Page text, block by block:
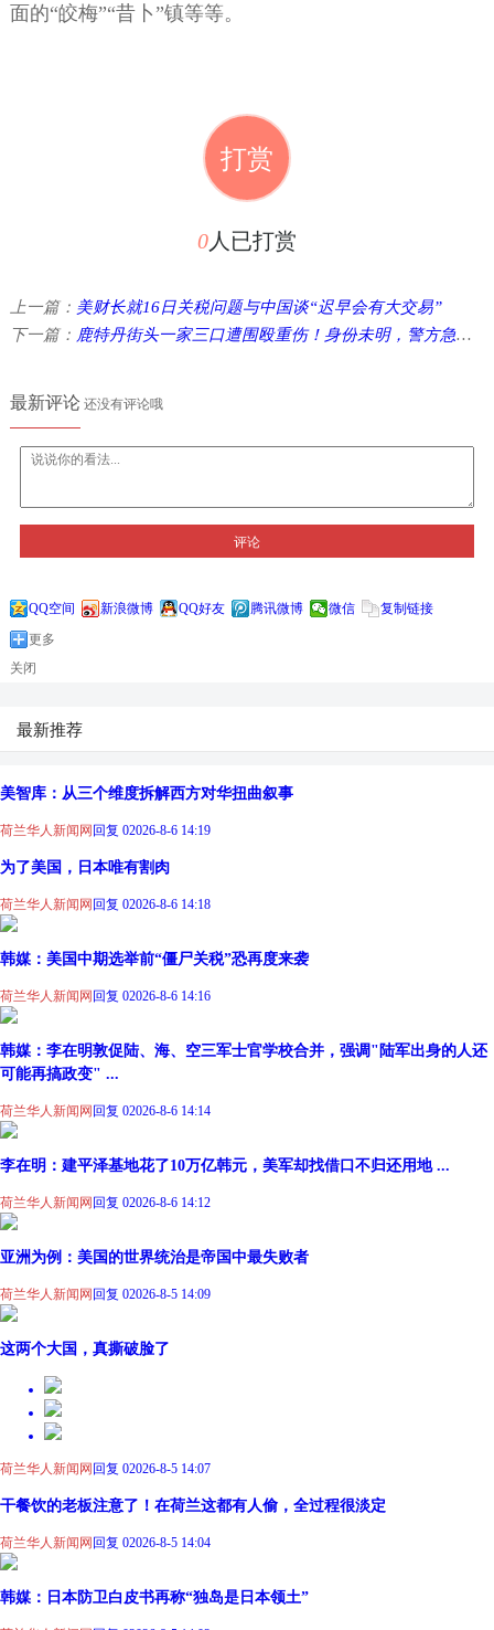
面的“皎梅”“昔卜”镇等等。
打赏
0人已打赏
上一篇： 美财长就16日关税问题与中国谈“迟早会有大交易”
下一篇： 鹿特丹街头一家三口遭围殴重伤！身份未明，警方急寻目击者！ ...
最新评论还没有评论哦
评论
QQ空间 新浪微博 QQ好友 腾讯微博 微信
复制链接
更多
关闭
最新推荐
美智库：从三个维度拆解西方对华扭曲叙事
荷兰华人新闻网回复 02026-8-6 14:19
为了美国，日本唯有割肉
荷兰华人新闻网回复 02026-8-6 14:18
韩媒：美国中期选举前“僵尸关税”恐再度来袭
荷兰华人新闻网 回复 02026-8-6 14:16
韩媒：李在明敦促陆、海、空三军士官学校合并，强调"陆军出身的人还
可能再搞政变" ...
荷兰华人新闻网 回复 02026-8-6 14:14
李在明：建平泽基地花了10万亿韩元，美军却找借口不归还用地 ...
荷兰华人新闻网 回复 02026-8-6 14:12
亚洲为例：美国的世界统治是帝国中最失败者
荷兰华人新闻网 回复 02026-8-5 14:09
这两个大国，真撕破脸了
荷兰华人新闻网 回复 02026-8-5 14:07
干餐饮的老板注意了！在荷兰这都有人偷，全过程很淡定
荷兰华人新闻网 回复 02026-8-5 14:04
韩媒：日本防卫白皮书再称“独岛是日本领土”